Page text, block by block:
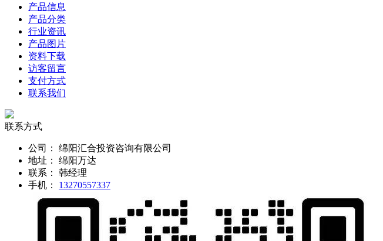
产品信息
产品分类
行业资讯
产品图片
资料下载
访客留言
支付方式
联系我们
联系方式
公司：
绵阳汇合投资咨询有限公司
地址：
绵阳万达
联系：
韩经理
手机：
13270557337